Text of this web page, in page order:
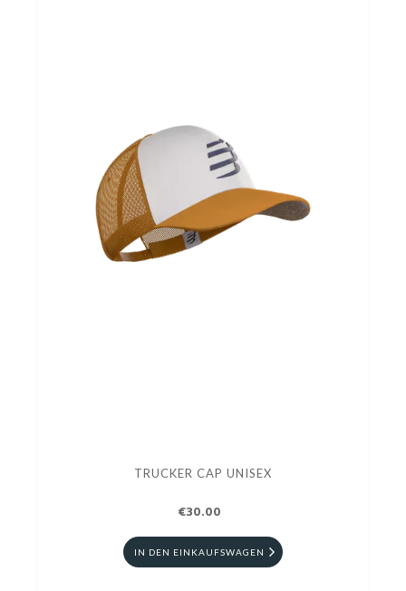
TRUCKER CAP UNISEX
€30.00
IN DEN EINKAUFSWAGEN